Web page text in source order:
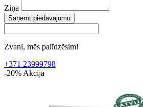
Ziņa
Saņemt piedāvājumu
Zvani, mēs palīdzēsim!
+371 23999798
-20% Akcija